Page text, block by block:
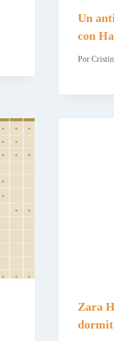
Un
con
Por
Zara